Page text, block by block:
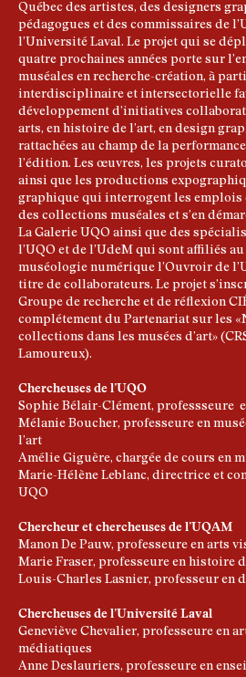
Québec des artistes, des designers
pédagogues et des commissaires de
l’Université Laval. Le projet qui se
quatre prochaines années porte sur
muséales en recherche-création, à
interdisciplinaire et intersectorielle
développement d’initiatives
arts, en histoire de l’art, en design
rattachées au champ de la
l’édition. Les œuvres, les projets
ainsi que les productions
graphique qui interrogent les emplois
des collections muséales et s’en
La Galerie UQO ainsi que des
l’UQO et de l’UdeM qui sont affiliés
muséologie numérique l’Ouvroir de
titre de collaborateurs. Le projet
Groupe de recherche et de réflexion
complétement du Partenariat sur les
collections dans les musées d’art»
Lamoureux).
Chercheuses de l’UQO
Sophie Bélair-Clément, professseure
Mélanie Boucher, professeure en
l’art
Amélie Giguère, chargée de cours en
Marie-Hélène Leblanc, directrice et
UQO
Chercheur et chercheuses de l’UQAM
Manon De Pauw, professeure en arts
Marie Fraser, professeure en histoire
Louis-Charles Lasnier, professeur en
Chercheuses de l’Université Laval
Geneviève Chevalier, professeure en
médiatiques
Anne Deslauriers, professeure en